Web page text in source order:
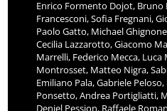
Enrico Formento Dojot, Bruno
Francesconi, Sofia Fregnani,
Paolo Gatto, Michael
Cecilia Lazzarotto, Giacomo
Marrelli, Federico Mecca,
Montrosset, Matteo Nigra,
Emiliano Pala, Gabriele
Ponsetto, Andrea Portigliatti,
Deniel Pession, Raffaele